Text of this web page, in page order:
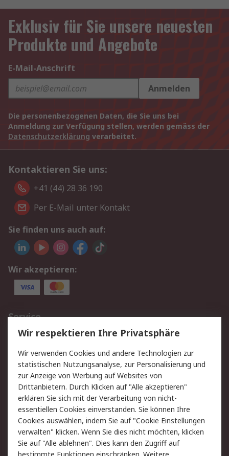
Exklusiv für Sie unsere neuesten
Produkte und Angebote
E-Mail-Anschrift
Anmelden
Die personenbezogenen Daten, die Sie uns bei
Anmeldung zur Verfügung stellen, werden gemäss der
Datenschutzerklärung verarbeitet.
Kontaktieren Sie uns:
+41 (44) 28 36 190
Per E-Mail unter Kontakt
Sie finden uns auch auf:
Wir akzeptieren:
Service
Value Added Services
Lieferlösungen
Rücksendungen
Kontakt
Hilfe
Rechtliches
AGB
Datenschutz
Cookie-Richtlinie
Zahlungsbedingungen
Copyright/Impressum
Wir respektieren Ihre Privatsphäre
Wir verwenden Cookies und andere Technologien zur
statistischen Nutzungsanalyse, zur Personalisierung und
zur Anzeige von Werbung auf Websites von
Drittanbietern. Durch Klicken auf "Alle akzeptieren"
erklären Sie sich mit der Verarbeitung von nicht-
essentiellen Cookies einverstanden. Sie können Ihre
Cookies auswählen, indem Sie auf "Cookie Einstellungen
verwalten" klicken. Wenn Sie dies nicht möchten, klicken
Sie auf "Alle ablehnen". Dies kann den Zugriff auf